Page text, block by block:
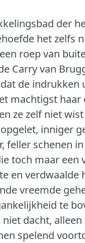
der
het zelfs
roep van
Carry van
de
machtigst
ze zelf niet
inniger
feller schenen
toch maar
en verdwaalde
vreemde
te
dacht,
spelend